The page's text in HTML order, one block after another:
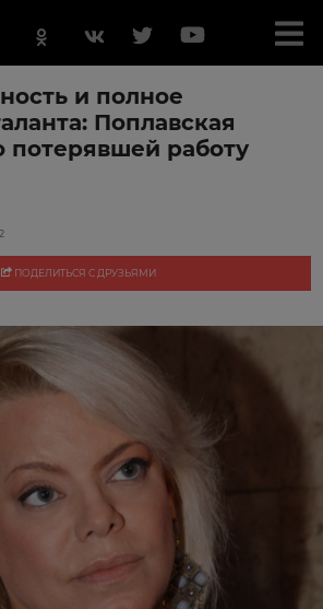
и полное
Поплавская
потерявшей работу
ПОДЕЛИТЬСЯ С ДРУЗЬЯМИ